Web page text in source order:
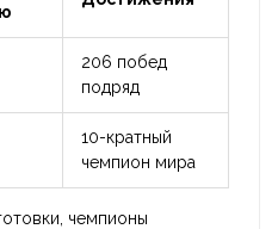
206 побед
подряд
10-кратный
чемпион мира
чемпионы